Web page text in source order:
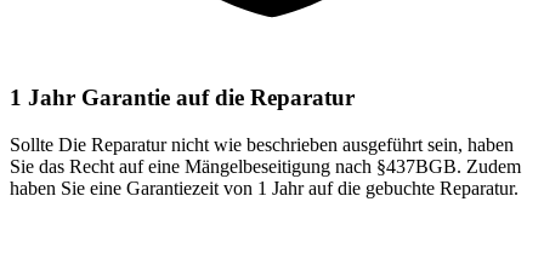
1 Jahr Garantie auf die Reparatur
Sollte Die Reparatur nicht wie beschrieben ausgeführt sein, haben
Sie das Recht auf eine Mängelbeseitigung nach §437BGB. Zudem
haben Sie eine Garantiezeit von 1 Jahr auf die gebuchte Reparatur.